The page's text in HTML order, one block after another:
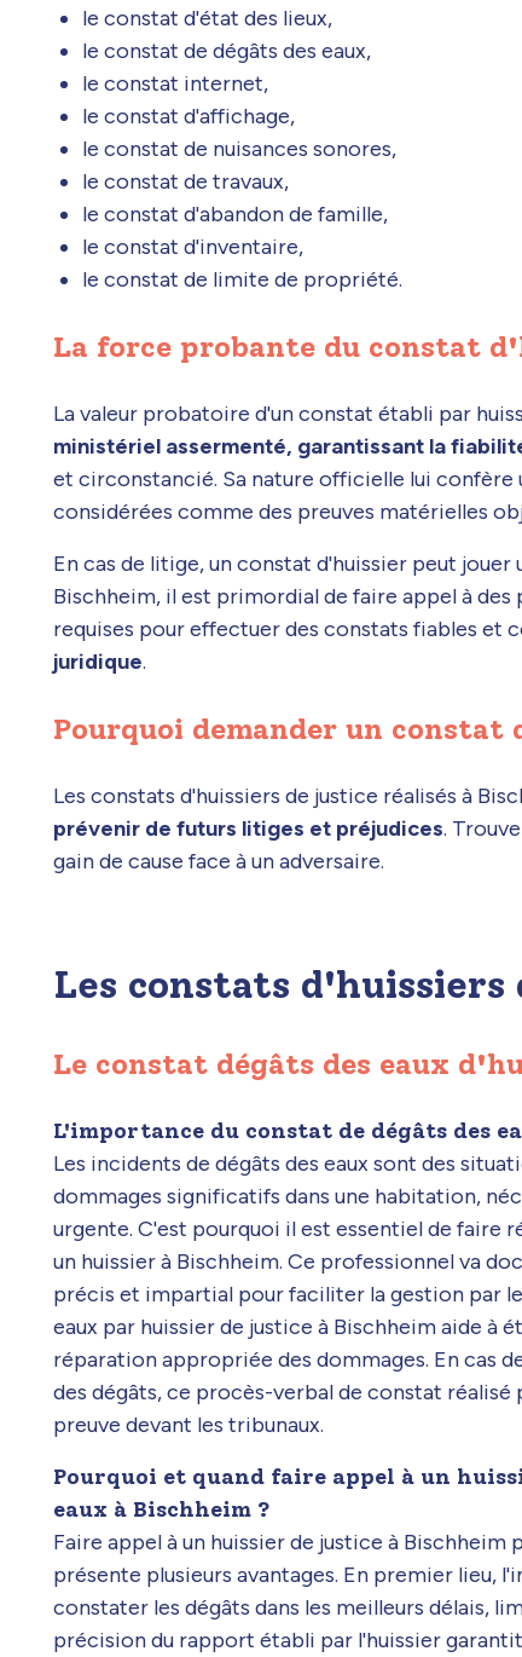
le constat d'état des lieux,
le constat de dégâts des eaux,
le constat internet,
le constat d'affichage,
le constat de nuisances sonores,
le constat de travaux,
le constat d'abandon de famille,
le constat d'inventaire,
le constat de limite de propriété.
La force probante du constat
La valeur probatoire d'un constat établi par
ministériel assermenté, garantissant la
et circonstancié. Sa nature officielle lui confère
considérées comme des preuves matérielles
En cas de litige, un constat d'huissier peut
Bischheim, il est primordial de faire appel à
requises pour effectuer des constats fiables et
juridique.
Pourquoi demander un constat
Les constats d'huissiers de justice réalisés à
prévenir de futurs litiges et préjudices.
gain de cause face à un adversaire.
Les constats
Le constat dégâts des eaux
L'importance du constat de dégâts des
Les incidents de dégâts des eaux sont des
dommages significatifs dans une habitation,
urgente. C'est pourquoi il est essentiel de faire
un huissier à Bischheim. Ce professionnel va
précis et impartial pour faciliter la gestion par
eaux par huissier de justice à Bischheim aide à
réparation appropriée des dommages. En cas
des dégâts, ce procès-verbal de constat
preuve devant les tribunaux.
Pourquoi et quand faire appel à un
eaux à Bischheim ?
Faire appel à un huissier de justice à Bischheim
présente plusieurs avantages. En premier lieu,
constater les dégâts dans les meilleurs délais,
précision du rapport établi par l'huissier